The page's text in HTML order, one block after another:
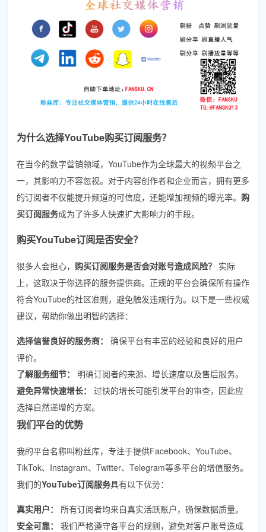
为什么选择YouTube购买订阅服务？
在当今的数字营销领域，YouTube作为全球最大的视频平台之
一，其影响力不容忽视。对于内容创作者和企业而言，拥有更多
的订阅者不仅能提升频道的可信度，还能增加视频的曝光率。 购
买订阅服务成为了许多人快速扩大影响力的手段。
购买YouTube订阅是否安全？
很多人会担心， 购买订阅服务是否会对账号造成风险？ 实际
上，这取决于你选择的服务提供商。正规的平台会确保所有操作
符合YouTube的社区准则，避免触发违规行为。以下是一些权威
建议，帮助你做出明智的选择：
选择信誉良好的服务商：
确保平台有丰富的经验和良好的用户
评价。
了解服务细节：
明确订阅者的来源、增长速度以及售后服务。
避免异常快速增长：
过快的增长可能引发平台的审查，因此应
选择自然递增的方案。
我们平台的优势
我的平台名称叫粉丝库，专注于提供Facebook、YouTube、
TikTok、Instagram、Twitter、Telegram等多平台的增值服务。
我们的YouTube订阅服务具有以下优势：
真实用户：
所有订阅者均来自真实活跃账户，确保数据质量。
安全可靠：
我们严格遵守各平台的规则，避免对客户账号造成